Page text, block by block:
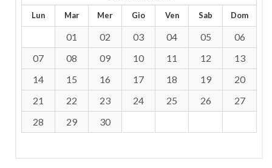
Lun Mar Mer Gio Ven Sab Dom
01 02 03 04 05
06
07
08 09 10 11 12
13
14
15 16 17 18 19
20
21
22 23 24 25 26
27
28
29 30